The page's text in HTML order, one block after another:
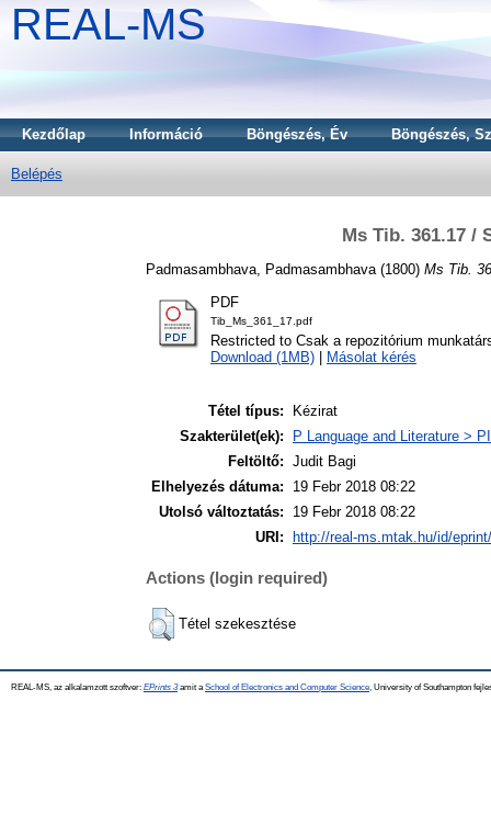
REAL-MS
Kezdőlap Információ Böngészés, Év Böngészés,
Belépés
Ms Tib. 361.17 /
Padmasambhava, Padmasambhava (1800) Ms Tib.
PDF
Tib_Ms_361_17.pdf
Restricted to Csak a repozitórium
Download (1MB)
Másolat kérés
Tétel típus:
Kézirat
Szakterület(ek):
P Language and Literature >
Feltöltő: Judit Bagi
Elhelyezés dátuma:
19 Febr 2018 08:22
Utolsó változtatás:
19 Febr 2018 08:22
URI:
http://real-ms.mtak.hu/id/
Actions (login required)
Tétel szekesztése
REAL-MS, az alkalamzott szoftver: EPrints 3amit a School of Electronics and Computer Science , University of Southampton